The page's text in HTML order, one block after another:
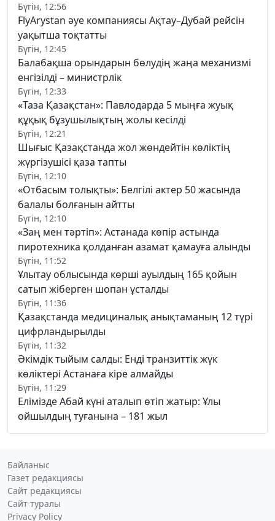
Бүгін, 12:56
FlyArystan әуе компаниясы Ақтау–Дубай рейсін
уақытша тоқтатты
Бүгін, 12:45
Балабақша орындарын бөлудің жаңа механизмі
енгізілді – министрлік
Бүгін, 12:33
«Таза Қазақстан»: Павлодарда 5 мыңға жуық
құқық бұзушылықтың жолы кесілді
Бүгін, 12:21
Шығыс Қазақстанда жол жөндейтін көліктің
жүргізушісі қаза тапты
Бүгін, 12:10
«Отбасым толықты»: Белгілі актер 50 жасында
балалы болғанын айтты
Бүгін, 12:10
«Заң мен тәртіп»: Астанада көпір астында
пиротехника қолданған азамат қамауға алынды
Бүгін, 11:52
Ұлытау облысында көрші ауылдың 165 қойын
сатып жіберген шопан ұсталды
Бүгін, 11:36
Қазақстанда медициналық анықтаманың 12 түрі
цифрландырылды
Бүгін, 11:32
Әкімдік тыйым салды: Енді транзиттік жүк
көліктері Астанаға кіре алмайды
Бүгін, 11:29
Елімізде Абай күні аталып өтіп жатыр: Ұлы
ойшылдың туғанына – 181 жыл
Байланыс
Газет редакциясы
Сайт редакциясы
Сайт туралы
Privacy Policy